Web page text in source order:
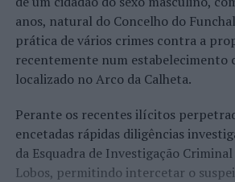
anos, natural do Concelho do
prática de vários crimes contra a
recentemente num estabelecimento
localizado no Arco da Calheta.
Perante os recentes ilícitos
encetadas rápidas diligências
da Esquadra de Investigação Criminal
Lobos, permitindo intercetar o